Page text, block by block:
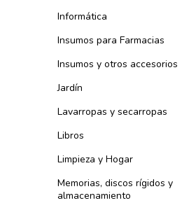
Informática
Insumos para Farmacias
Insumos y otros accesorios
Jardín
Lavarropas y secarropas
Libros
Limpieza y Hogar
Memorias, discos rígidos y
almacenamiento
$259.908